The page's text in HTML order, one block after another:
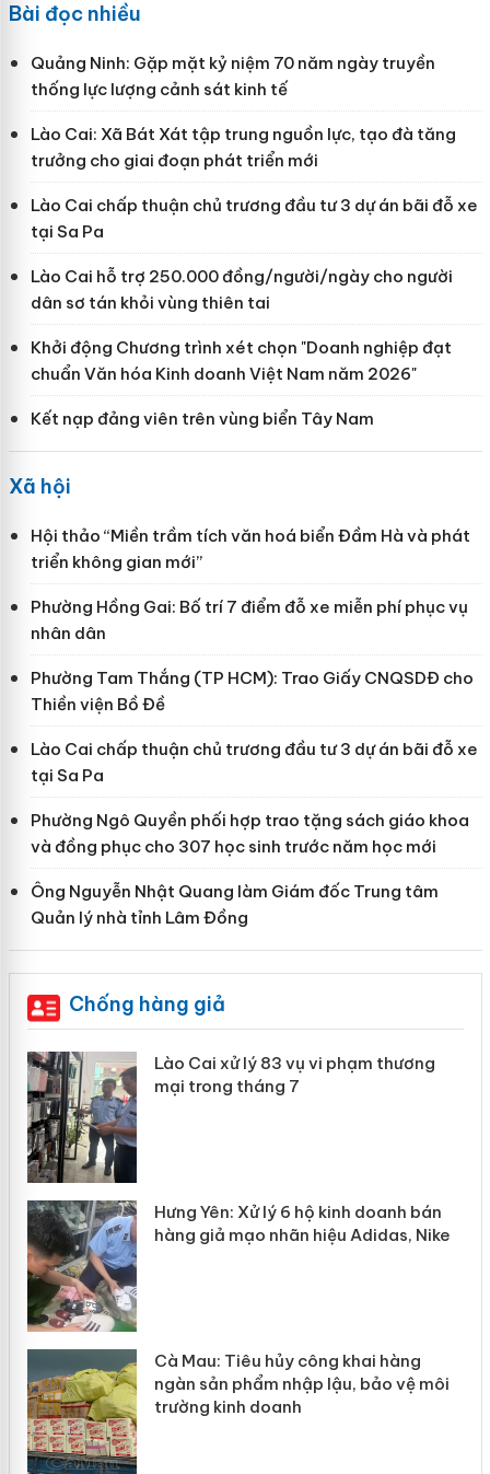
Bài đọc nhiều
Quảng Ninh: Gặp mặt kỷ niệm 70 năm ngày truyền
thống lực lượng cảnh sát kinh tế
Lào Cai: Xã Bát Xát tập trung nguồn lực, tạo đà tăng
trưởng cho giai đoạn phát triển mới
Lào Cai chấp thuận chủ trương đầu tư 3 dự án bãi đỗ xe
tại Sa Pa
Lào Cai hỗ trợ 250.000 đồng/người/ngày cho người
dân sơ tán khỏi vùng thiên tai
Khởi động Chương trình xét chọn "Doanh nghiệp đạt
chuẩn Văn hóa Kinh doanh Việt Nam năm 2026"
Kết nạp đảng viên trên vùng biển Tây Nam
Xã hội
Hội thảo “Miền trầm tích văn hoá biển Đầm Hà và phát
triển không gian mới”
Phường Hồng Gai: Bố trí 7 điểm đỗ xe miễn phí phục vụ
nhân dân
Phường Tam Thắng (TP HCM): Trao Giấy CNQSDĐ cho
Thiền viện Bồ Đề
Lào Cai chấp thuận chủ trương đầu tư 3 dự án bãi đỗ xe
tại Sa Pa
Phường Ngô Quyền phối hợp trao tặng sách giáo khoa
và đồng phục cho 307 học sinh trước năm học mới
Ông Nguyễn Nhật Quang làm Giám đốc Trung tâm
Quản lý nhà tỉnh Lâm Đồng
Chống hàng giả
Lào Cai xử lý 83 vụ vi phạm thương
mại trong tháng 7
Hưng Yên: Xử lý 6 hộ kinh doanh bán
hàng giả mạo nhãn hiệu Adidas, Nike
Cà Mau: Tiêu hủy công khai hàng
ngàn sản phẩm nhập lậu, bảo vệ môi
trường kinh doanh